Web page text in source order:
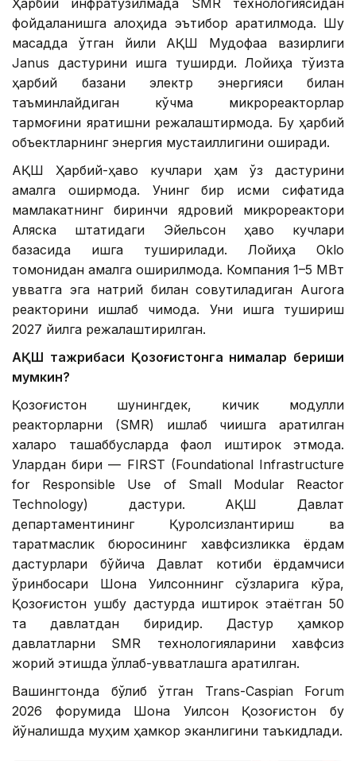
фойдаланишга алоҳида эътибор қаратилмоқда. Шу
мақсадда ўтган йили АҚШ Мудофаа вазирлиги
Janus дастурини ишга туширди. Лойиҳа тўққизта
ҳарбий базани электр энергияси билан
таъминлайдиган кўчма микрореакторлар
тармоғини яратишни режалаштирмоқда. Бу ҳарбий
объектларнинг энергия мустақиллигини оширади.
АҚШ Ҳарбий-ҳаво кучлари ҳам ўз дастурини
амалга оширмоқда. Унинг бир қисми сифатида
мамлакатнинг биринчи ядровий микрореактори
Аляска штатидаги Эйельсон ҳаво кучлари
базасида ишга туширилади. Лойиҳа Oklo
томонидан амалга оширилмоқда. Компания 1–5 МВт
қувватга эга натрий билан совутиладиган Aurora
реакторини ишлаб чиқмоқда. Уни ишга тушириш
2027 йилга режалаштирилган.
АҚШ тажрибаси Қозоғистонга нималар бериши
мумкин?
Қозоғистон шунингдек, кичик модулли
реакторларни (SMR) ишлаб чиқишга қаратилган
халқаро ташаббусларда фаол иштирок этмоқда.
Улардан бири — FIRST (Foundational Infrastructure
for Responsible Use of Small Modular Reactor
Technology) дастури. АҚШ Давлат
департаментининг Қуролсизлантириш ва
тарқатмаслик бюросининг хавфсизликка ёрдам
дастурлари бўйича Давлат котиби ёрдамчиси
ўринбосари Шона Уилсоннинг сўзларига кўра,
Қозоғистон ушбу дастурда иштирок этаётган 50
та давлатдан биридир. Дастур ҳамкор
давлатларни SMR технологияларини хавфсиз
жорий этишда қўллаб-қувватлашга қаратилган.
Вашингтонда бўлиб ўтган Trans-Caspian Forum
2026 форумида Шона Уилсон Қозоғистон бу
йўналишда муҳим ҳамкор эканлигини таъкидлади.